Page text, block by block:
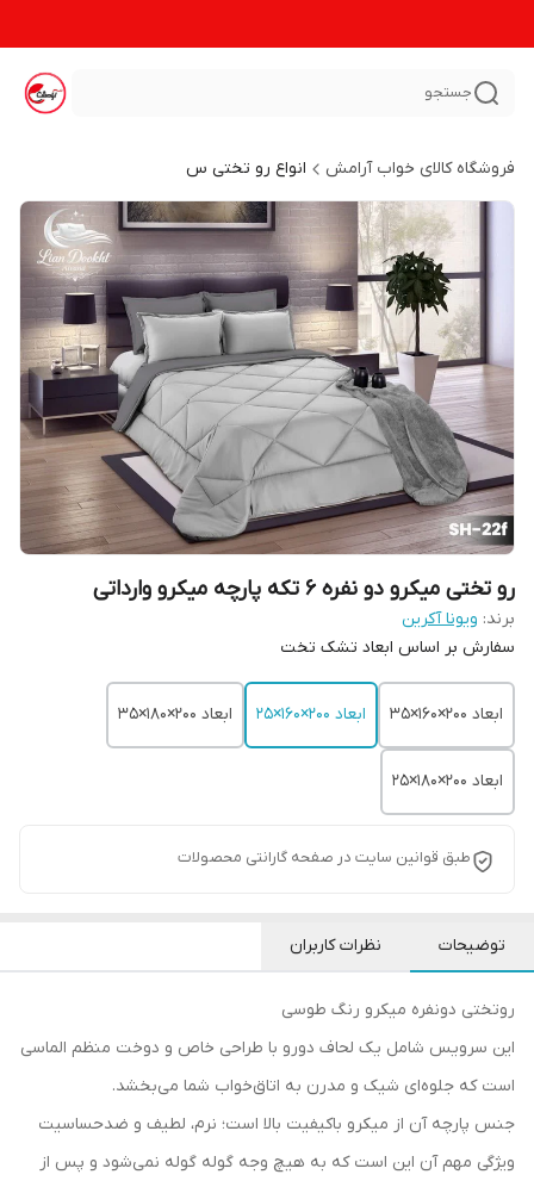
جستجو
فروشگاه کالای خواب آرامش انواع رو تختی س
رو تختی میکرو دو نفره 6 تکه پارچه میکرو وارداتی
برند: ویونا آکرین
سفارش بر اساس ابعاد تشک تخت
ابعاد 200×۱۶۰×35 ابعاد 200×۱۶۰×25 ابعاد 200×180×35
ابعاد 200×۱8۰×25
طبق قوانین سایت در صفحه گارانتی محصولات
توضیحات نظرات کاربران
روتختی دونفره میکرو رنگ طوسی
این سرویس شامل یک لحاف دورو با طراحی خاص و دوخت منظم الماسی
است که جلوه‌ای شیک و مدرن به اتاق‌خواب شما می‌بخشد.
جنس پارچه آن از میکرو باکیفیت بالا است؛ نرم، لطیف و ضد‌حساسیت
ویژگی مهم آن این است که به هیچ وجه گوله گوله نمی‌شود و پس از